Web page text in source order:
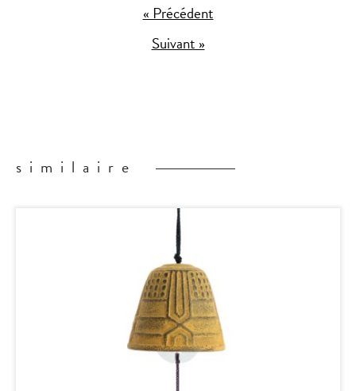
« Précédent
Suivant »
similaire